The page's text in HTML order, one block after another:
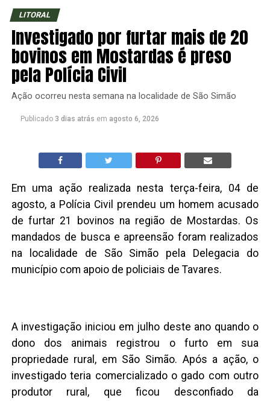
LITORAL
Investigado por furtar mais de 20
bovinos em Mostardas é preso
pela Polícia Civil
Ação ocorreu nesta semana na localidade de São Simão
Publicado 3 dias atrás em agosto 6, 2026
Em uma ação realizada nesta terça-feira, 04 de
agosto, a Polícia Civil prendeu um homem acusado
de furtar 21 bovinos na região de Mostardas. Os
mandados de busca e apreensão foram realizados
na localidade de São Simão pela Delegacia do
município com apoio de policiais de Tavares.
A investigação iniciou em julho deste ano quando o
dono dos animais registrou o furto em sua
propriedade rural, em São Simão. Após a ação, o
investigado teria comercializado o gado com outro
produtor rural, que ficou desconfiado da